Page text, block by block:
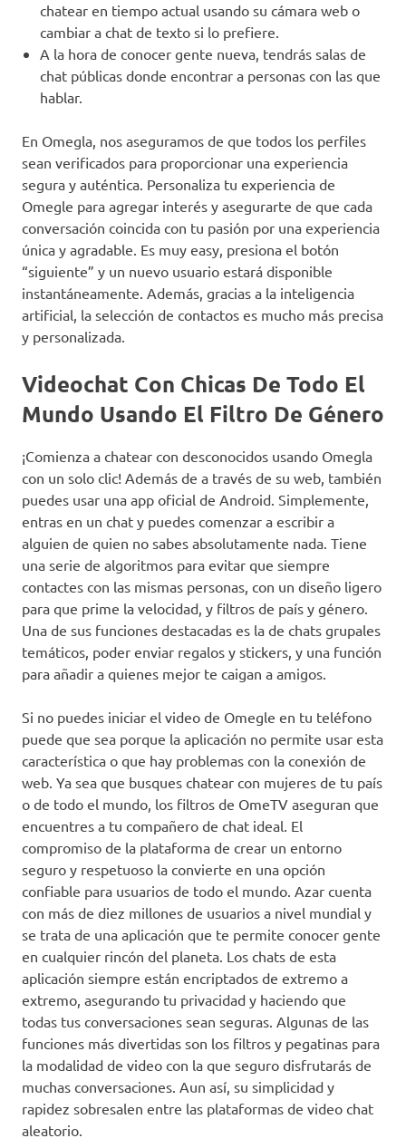
chatear en tiempo actual usando su cámara web o
cambiar a chat de texto si lo prefiere.
A la hora de conocer gente nueva, tendrás salas de
chat públicas donde encontrar a personas con las que
hablar.
En Omegla, nos aseguramos de que todos los perfiles
sean verificados para proporcionar una experiencia
segura y auténtica. Personaliza tu experiencia de
Omegle para agregar interés y asegurarte de que cada
conversación coincida con tu pasión por una experiencia
única y agradable. Es muy easy, presiona el botón
“siguiente” y un nuevo usuario estará disponible
instantáneamente. Además, gracias a la inteligencia
artificial, la selección de contactos es mucho más precisa
y personalizada.
Videochat Con Chicas De Todo El
Mundo Usando El Filtro De Género
¡Comienza a chatear con desconocidos usando Omegla
con un solo clic! Además de a través de su web, también
puedes usar una app oficial de Android. Simplemente,
entras en un chat y puedes comenzar a escribir a
alguien de quien no sabes absolutamente nada. Tiene
una serie de algoritmos para evitar que siempre
contactes con las mismas personas, con un diseño ligero
para que prime la velocidad, y filtros de país y género.
Una de sus funciones destacadas es la de chats grupales
temáticos, poder enviar regalos y stickers, y una función
para añadir a quienes mejor te caigan a amigos.
Si no puedes iniciar el video de Omegle en tu teléfono
puede que sea porque la aplicación no permite usar esta
característica o que hay problemas con la conexión de
web. Ya sea que busques chatear con mujeres de tu país
o de todo el mundo, los filtros de OmeTV aseguran que
encuentres a tu compañero de chat ideal. El
compromiso de la plataforma de crear un entorno
seguro y respetuoso la convierte en una opción
confiable para usuarios de todo el mundo. Azar cuenta
con más de diez millones de usuarios a nivel mundial y
se trata de una aplicación que te permite conocer gente
en cualquier rincón del planeta. Los chats de esta
aplicación siempre están encriptados de extremo a
extremo, asegurando tu privacidad y haciendo que
todas tus conversaciones sean seguras. Algunas de las
funciones más divertidas son los filtros y pegatinas para
la modalidad de video con la que seguro disfrutarás de
muchas conversaciones. Aun así, su simplicidad y
rapidez sobresalen entre las plataformas de video chat
aleatorio.